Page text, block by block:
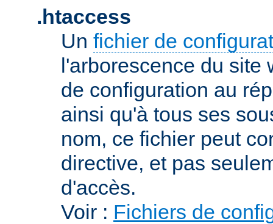
.htaccess
Un fichier de
l'arborescence du
de configuration au
ainsi qu'à tous ses
nom, ce fichier peut
directive, et pas
d'accès.
Voir : Fichiers de